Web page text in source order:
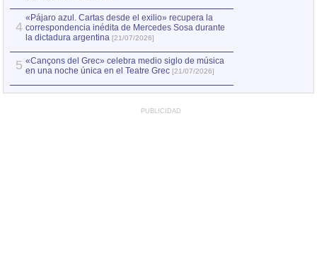
4
«Pájaro azul. Cartas desde el exilio» recupera la
correspondencia inédita de Mercedes Sosa durante
la dictadura argentina [21/07/2026]
5 «Cançons del Grec» celebra medio siglo de música
en una noche única en el Teatre Grec [21/07/2026]
PUBLICIDAD